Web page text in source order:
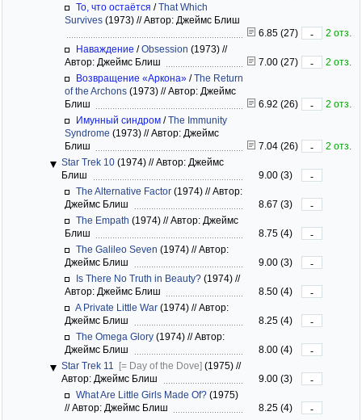
То, что остаётся /That Which
Survives (1973) //Автор: Джеймс Блиш
6.85 (27)
-
2 отз.
Наваждение /Obsession (1973) //
Автор: Джеймс Блиш
7.00 (27) -
2 отз.
Возвращение «Аркона» /The Return
of the Archons (1973) //Автор: Джеймс
Блиш
6.92 (26) -
2 отз.
Имунный синдром /The Immunity
Syndrome (1973) //Автор: Джеймс
Блиш
7.04 (26) -
2 отз.
Star Trek 10 (1974) //Автор: Джеймс
Блиш
9.00 (3)
-
The Alternative Factor (1974) //Автор:
Джеймс Блиш
8.67 (3)
-
The Empath (1974) //Автор: Джеймс
Блиш
8.75 (4)
-
The Galileo Seven (1974) //Автор:
Джеймс Блиш
9.00 (3)
-
Is There No Truth in Beauty? (1974) //
Автор: Джеймс Блиш
8.50 (4)
-
A Private Little War (1974) //Автор:
Джеймс Блиш
8.25 (4)
-
The Omega Glory (1974) //Автор:
Джеймс Блиш
8.00 (4)
-
Star Trek 11
[= Day of the Dove] (1975) //
Автор: Джеймс Блиш
9.00 (3)
-
What Are Little Girls Made Of? (1975)
//Автор: Джеймс Блиш 8.25 (4)
-